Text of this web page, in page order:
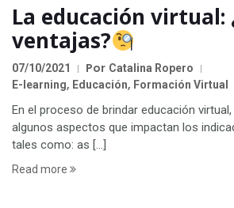
La educación virtual:
ventajas?
07/10/2021 Por Catalina Ropero
E-learning, Educación, Formación Virtual
En el proceso de brindar educación
algunos aspectos que impactan los
tales como: as […]
Read more